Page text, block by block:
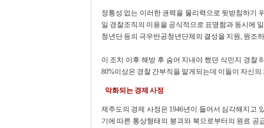
정통성 없는 이러한 권력을 물리력으로 뒷받침하기
일 경찰조직의 이용을 공식적으로 표명함과 동시에
청년단 등의 극우반공청년단체의 결성을 지원, 원조
이 조치 이후 해방 후 숨어 지내야 했던 식민지 경찰
80%이상은 경찰 간부직을 맡게되는데 이들이 자신
악화되는 경제 사정
제주도의 경제 사정은 1946년이 들어서 심각해지고
기에 따른 통상형태의 붕괴와 북으로부터의 원료